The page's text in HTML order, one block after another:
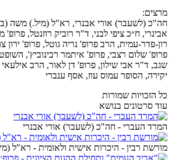
מרצים:
חה"כ (לשעבר) אורי אבנרי, רא"ל (מיל.) משה
אבינרי, ח״כ ציפי לבני, ד"ר רוביק רוזנטל, פרופ'
רון-פדר-עמית, הרב פרופ' נריה גוטל, פרופ' ירון
פרופ' שלום רצבי, פרופ' איתמר רבינוביץ',
שגב, ד"ר אבי שילון, פרופ' דן לאור, הרב אילעאי
יקירה, הסופר עמוס עוז, אסף ענברי
כל הזכויות שמורות
עוד סרטונים בנושא
המרד העברי - חה"כ (לשעבר) אורי אבנרי
מורשת רבין - היכרות אישית ולאומית - רא"ל